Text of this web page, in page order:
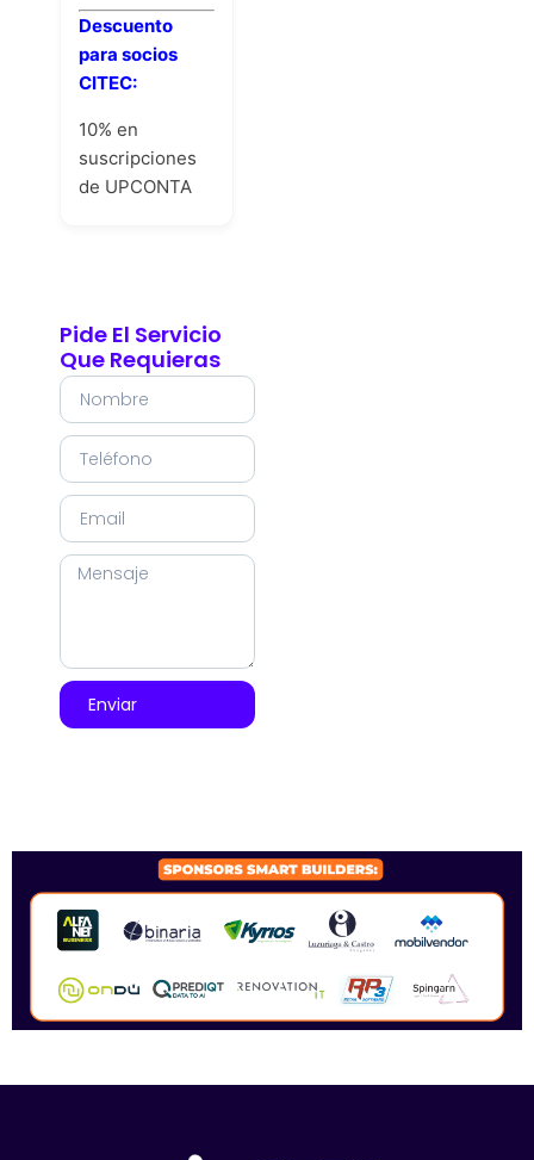
Descuento
para socios
CITEC:
10% en
suscripciones
de UPCONTA
Pide El Servicio
Que Requieras
Enviar